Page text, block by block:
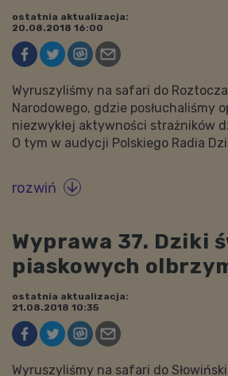
ostatnia aktualizacja:
20.08.2018 16:00
Wyruszyliśmy na safari do
Narodowego, gdzie posłuchaliśmy
niezwykłej aktywności strażników
O tym w audycji Polskiego Radia
rozwiń 
Wyprawa 37. Dziki
piaskowych
ostatnia aktualizacja:
21.08.2018 10:35
Wyruszyliśmy na safari do